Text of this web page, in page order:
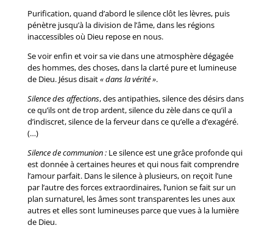
Purification, quand d’abord le silence clôt les lèvres, puis
pénètre jusqu’à la division de l’âme, dans les régions
inaccessibles où Dieu repose en nous.
Se voir enfin et voir sa vie dans une atmosphère dégagée
des hommes, des choses, dans la clarté pure et lumineuse
de Dieu. Jésus disait« dans la vérité ».
Silence des affections, des antipathies, silence des désirs dans
ce qu’ils ont de trop ardent, silence du zèle dans ce qu’il a
d’indiscret, silence de la ferveur dans ce qu’elle a d’exagéré.
(…)
Silence de communion :Le silence est une grâce profonde qui
est donnée à certaines heures et qui nous fait comprendre
l’amour parfait. Dans le silence à plusieurs, on reçoit l’une
par l’autre des forces extraordinaires, l’union se fait sur un
plan surnaturel, les âmes sont transparentes les unes aux
autres et elles sont lumineuses parce que vues à la lumière
de Dieu.